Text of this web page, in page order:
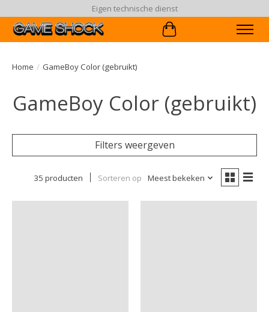
90 dagen ruiltermijn
Winkelwagen
Home / GameBoy Color (gebruikt)
GameBoy Color (gebruikt)
Filters weergeven
35 producten Sorteren op Meest bekeken